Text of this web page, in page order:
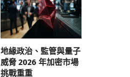
地緣政治、監管與量子
威脅 2026 年加密市場
挑戰重重